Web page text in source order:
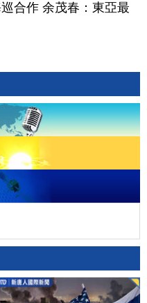
合作 余茂春：東亞最